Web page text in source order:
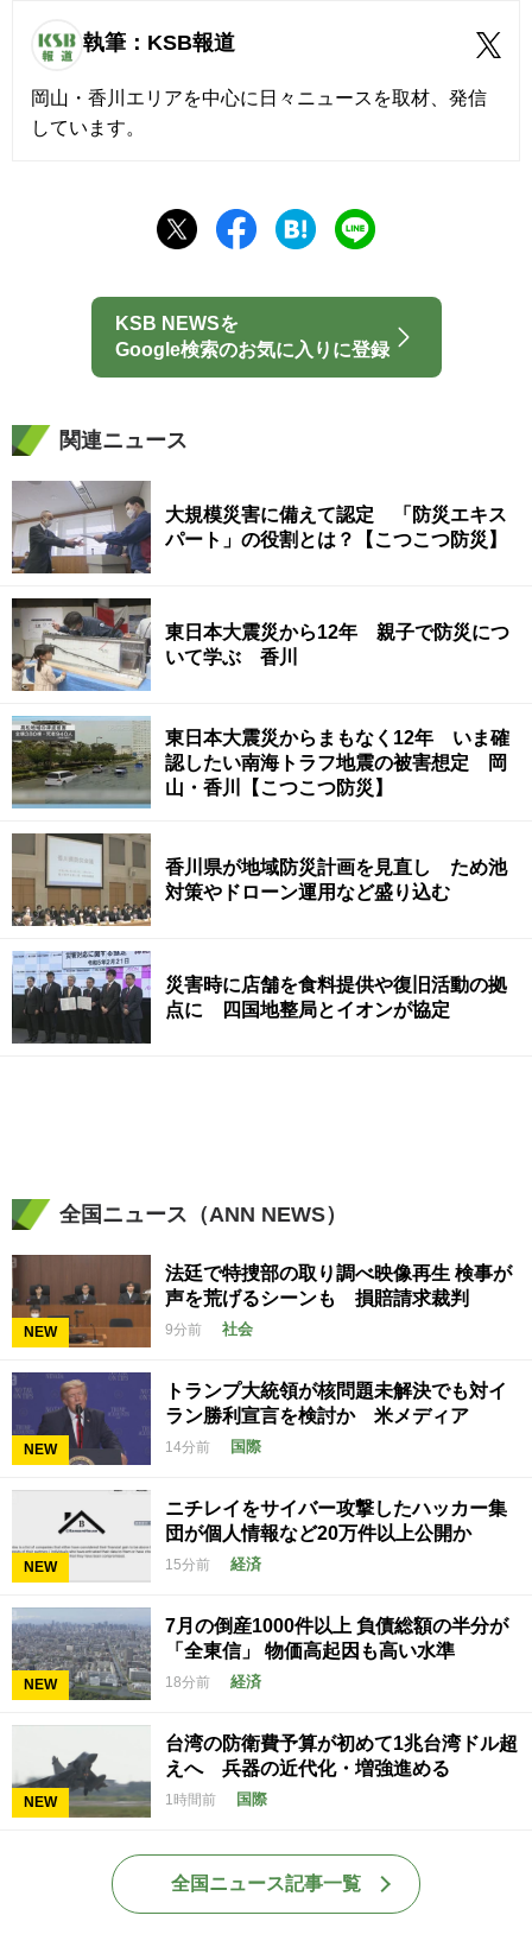
執筆：KSB報道
岡山・香川エリアを中心に日々ニュースを取材、発信
しています。
KSB NEWSを
Google検索のお気に入りに登録
関連ニュース
大規模災害に備えて認定 「防災エキス
パート」の役割とは？【こつこつ防災】
東日本大震災から12年 親子で防災につ
いて学ぶ 香川
東日本大震災からまもなく12年 いま確
認したい南海トラフ地震の被害想定 岡
山・香川【こつこつ防災】
香川県が地域防災計画を見直し ため池
対策やドローン運用など盛り込む
災害時に店舗を食料提供や復旧活動の拠
点に 四国地整局とイオンが協定
全国ニュース（ANN NEWS）
NEW
法廷で特捜部の取り調べ映像再生 検事が
声を荒げるシーンも 損賠請求裁判
9分前 社会
NEW
トランプ大統領が核問題未解決でも対イ
ラン勝利宣言を検討か 米メディア
14分前 国際
NEW
ニチレイをサイバー攻撃したハッカー集
団が個人情報など20万件以上公開か
15分前 経済
NEW
7月の倒産1000件以上 負債総額の半分が
「全東信」 物価高起因も高い水準
18分前 経済
NEW
台湾の防衛費予算が初めて1兆台湾ドル超
えへ 兵器の近代化・増強進める
1時間前 国際
全国ニュース記事一覧